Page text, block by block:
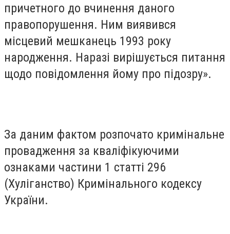
причетного до вчинення даного
правопорушення. Ним виявився
місцевий мешканець 1993 року
народження. Наразі вирішується питання
щодо повідомлення йому про підозру».
За даним фактом розпочато кримінальне
провадження за кваліфікуючими
ознаками частини 1 статті 296
(Хуліганство) Кримінального кодексу
України.